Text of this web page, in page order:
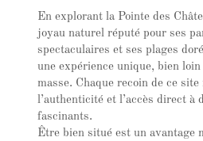
En explorant la Pointe des
joyau naturel réputé pour ses
spectaculaires et ses plages
une expérience unique, bien
masse. Chaque recoin de ce
l’authenticité et l’accès direct à
fascinants.
Être bien situé est un avantage